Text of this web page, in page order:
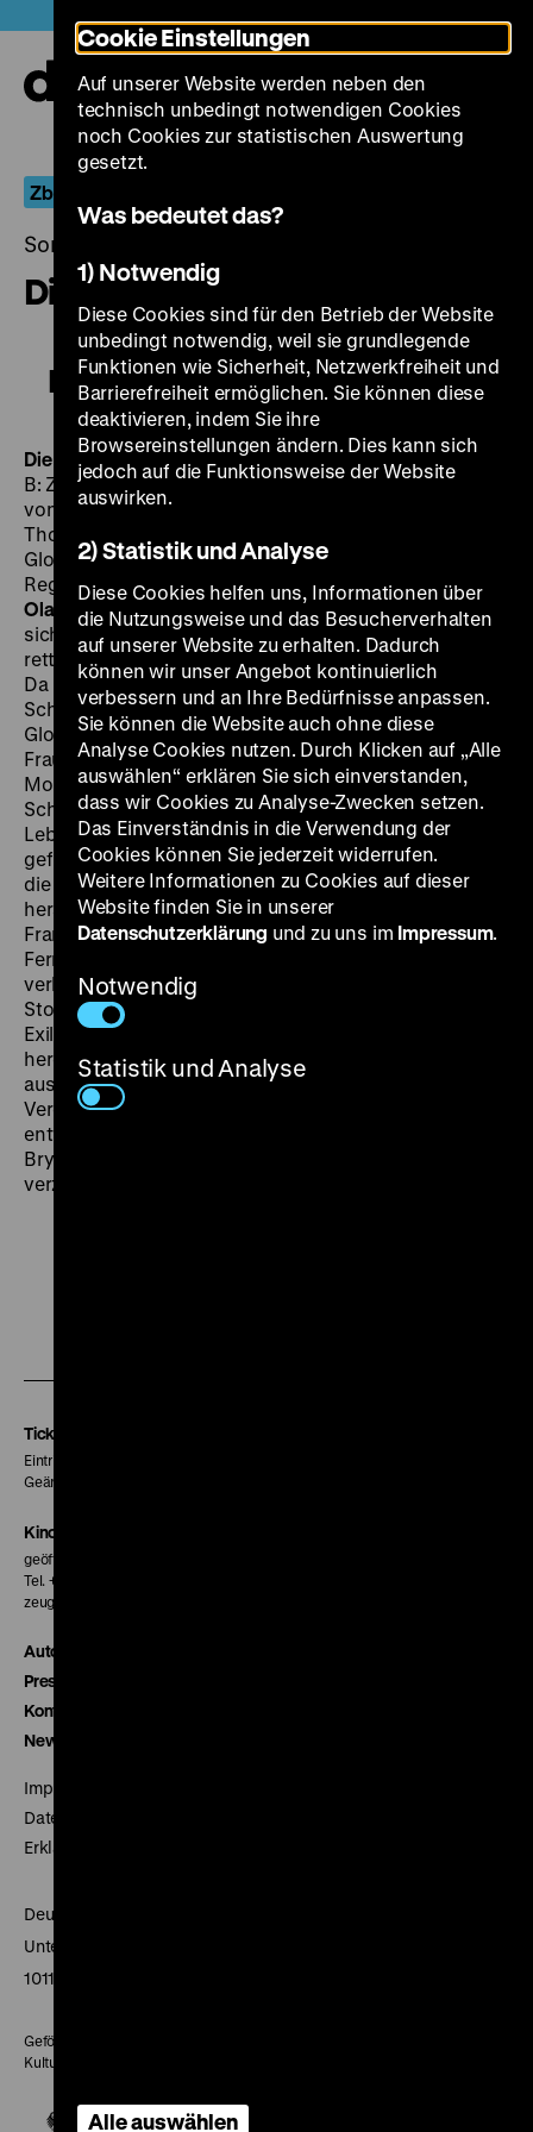
zum
Seiteninhalt
springen
Zbyněk Brynych
Sonntag, 23. Juli 2017, 18.00 - 00.00 Uhr
Die Nacht von Lissabon
Die Nacht von Lissabon
Die Nacht von LissabonBRD 1971, R: Zbynek Brynych,
B: Zbynek Brynych nach dem gleichnamigen Roman
von Erich Maria Remarque, K: Rolf Kästel, M: Peter
Thomas, D: Martin Benrath, Erika Pluhar, Vadim
Glowna, Horst Frank, Hans Schweikart, Charles
Regnier, 111‘·35mm SO 23.07. um 18 Uhr·Einführung:
Olaf Möller Während des Zweiten Weltkriegs drängen
sich die Flüchtlinge im Hafen von Lissabon, um die
rettende Schiffspassage nach Übersee zu ergattern.
Da macht der deutschsprachige Emigrant Josef
Schwarz (Martin Benrath) einem Fremden (Vadim
Glowna) ein Angebot: Der bekommt für sich und seine
Frau zwei Pässe und zwei Fahrkarten für ein am
Morgen gen Amerika ablegendes Boot, wenn er nur
Schwarz durch diese Nacht begleitet und sich dessen
Lebensgeschichte anhört. Schon früh vor den Nazis
geflohen, wagte Schwarz unter falscher Identität 1938
die Rückkehr, um seine Liebste (Erika Pluhar)
herauszuholen, von deren Gestapo-Bruder (Horst
Frank!) verfolgt. Ein „Meilenstein des deutschen
Fernsehfilms“ (Dominik Graf), in dem Brynych seine
verblüffende Ideenvielfalt an einem seelenverwandten
Stoff von Remarque unter Beweis stellt: die
Exilerfahrung als eine Art Geistergeschichte, hin- und
hergerissen zwischen zärtlichen Details und
ausweglosem Horror, ein Liebestraum umflort von
Vergeblichkeit und dabei ein schonungsloses Zeitbild,
entworfen als wildes Wechselspiel zwischen den
Brynych-Polen von nüchterner Bilanz und
verzweifelter Hysterie. (chh)
Tickets
Eintritt 5 €
Geänderte Preise sind im Programm vermerkt.
Kinokasse
geöffnet 30 Minuten vor Beginn der ersten Vorstellung
Tel. + 49 30 20304-770
zeughauskino@dhm.de
Autor*innen
Presse
Kontakt
Newsletter
Impressum
Datenschutz
Erklärung digitale Barrierefreiheit
Deutsches Historisches Museum
Unter den Linden 2
10117 Berlin
Gefördert mit Mitteln des Beauftragten der Bundesregierung für
Kultur und Medien
Cookie Einstellungen
Auf unserer Website werden neben den
technisch unbedingt notwendigen Cookies
noch Cookies zur statistischen Auswertung
gesetzt.
Was bedeutet das?
1) Notwendig
Diese Cookies sind für den Betrieb der Website
unbedingt notwendig, weil sie grundlegende
Funktionen wie Sicherheit, Netzwerkfreiheit und
Barrierefreiheit ermöglichen. Sie können diese
deaktivieren, indem Sie ihre
Browsereinstellungen ändern. Dies kann sich
jedoch auf die Funktionsweise der Website
auswirken.
2) Statistik und Analyse
Diese Cookies helfen uns, Informationen über
die Nutzungsweise und das Besucherverhalten
auf unserer Website zu erhalten. Dadurch
können wir unser Angebot kontinuierlich
verbessern und an Ihre Bedürfnisse anpassen.
Sie können die Website auch ohne diese
Analyse Cookies nutzen. Durch Klicken auf „Alle
auswählen“ erklären Sie sich einverstanden,
dass wir Cookies zu Analyse-Zwecken setzen.
Das Einverständnis in die Verwendung der
Cookies können Sie jederzeit widerrufen.
Weitere Informationen zu Cookies auf dieser
Website finden Sie in unserer
Datenschutzerklärung und zu uns im Impressum.
Notwendig
Statistik und Analyse
Alle auswählen